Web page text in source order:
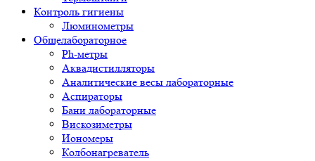
Контроль гигиены
Люминометры
Общелабораторное
Ph-метры
Аквадистилляторы
Аналитические весы лабораторные
Аспираторы
Бани лабораторные
Вискозиметры
Иономеры
Колбонагреватель